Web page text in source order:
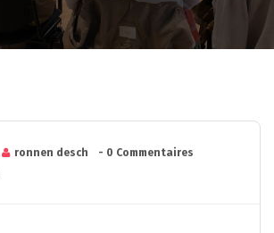
ronnen desch
- 0 Commentaires